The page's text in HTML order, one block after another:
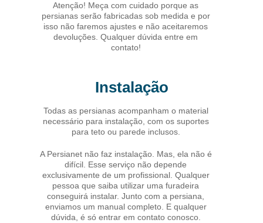
Atenção! Meça com cuidado porque as
persianas serão fabricadas sob medida e por
isso não faremos ajustes e não aceitaremos
devoluções. Qualquer dúvida entre em
contato!
Instalação
Todas as persianas acompanham o material
necessário para instalação, com os suportes
para teto ou parede inclusos.
A Persianet não faz instalação. Mas, ela não é
difícil. Esse serviço não depende
exclusivamente de um profissional. Qualquer
pessoa que saiba utilizar uma furadeira
conseguirá instalar. Junto com a persiana,
enviamos um manual completo. E qualquer
dúvida, é só entrar em contato conosco.